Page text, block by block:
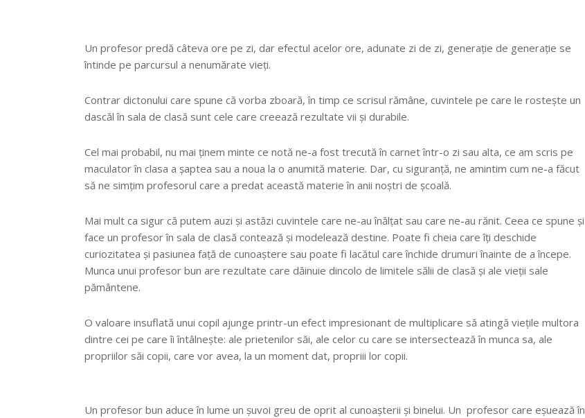
Un profesor predă câteva ore pe zi, dar efectul acelor ore, adunate zi de zi, generație de generație se
întinde pe parcursul a nenumărate vieți.
Contrar dictonului care spune că vorba zboară, în timp ce scrisul rămâne, cuvintele pe care le rostește un
dascăl în sala de clasă sunt cele care creează rezultate vii și durabile.
Cel mai probabil, nu mai ținem minte ce notă ne-a fost trecută în carnet într-o zi sau alta, ce am scris pe
maculator în clasa a șaptea sau a noua la o anumită materie. Dar, cu siguranță, ne amintim cum ne-a făcut
să ne simțim profesorul care a predat această materie în anii noștri de școală.
Mai mult ca sigur că putem auzi și astăzi cuvintele care ne-au înălțat sau care ne-au rănit. Ceea ce spune și
face un profesor în sala de clasă contează și modelează destine. Poate fi cheia care îți deschide
curiozitatea și pasiunea față de cunoaștere sau poate fi lacătul care închide drumuri înainte de a începe.
Munca unui profesor bun are rezultate care dăinuie dincolo de limitele sălii de clasă și ale vieții sale
pământene.
O valoare insuflată unui copil ajunge printr-un efect impresionant de multiplicare să atingă viețile multora
dintre cei pe care îi întâlnește: ale prietenilor săi, ale celor cu care se intersectează în munca sa, ale
propriilor săi copii, care vor avea, la un moment dat, propriii lor copii.
Un profesor bun aduce în lume un șuvoi greu de oprit al cunoașterii și binelui. Un profesor care eșuează în